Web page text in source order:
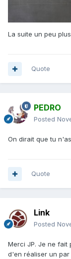
La suite un peu
Quote
PEDRO
Posted
On dirait que tu
Quote
Link
Posted
Merci JP. Je ne fait
d'en réaliser un